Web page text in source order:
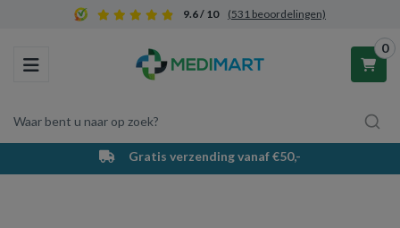
9.6 / 10 (531 beoordelingen)
Toggle navigation
Waar bent u naar op zoek?
0
Winkelwagen
PostNL bezorging & afhaalpunten